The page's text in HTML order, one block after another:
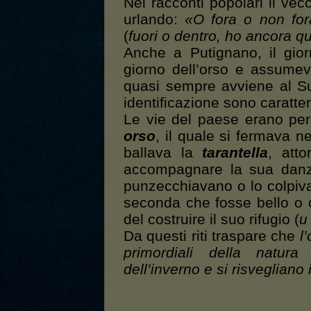
urlando: «O fora o non
(fuori o dentro, ho ancora
Anche a Putignano, il
giorno dell’orso e
quasi sempre avviene al
identificazione sono
Le vie del paese erano
orso, il quale si fermava
ballava la tarantella,
accompagnare la sua
punzecchiavano o lo
seconda che fosse bello o
del costruire il suo rifugio (u
Da questi riti traspare che
primordiali della
dell’inverno e si risvegliano